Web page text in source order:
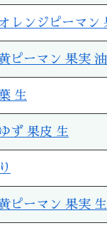
レンジピーマン
ピーマン 果実
生
ず 果皮 生
ピーマン 果実 生